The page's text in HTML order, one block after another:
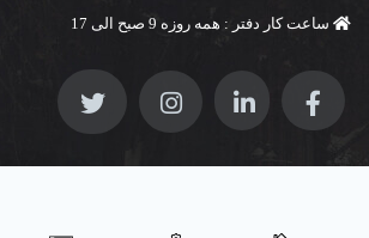
ساعت کار دفتر : همه روزه 9 صبح الی 17